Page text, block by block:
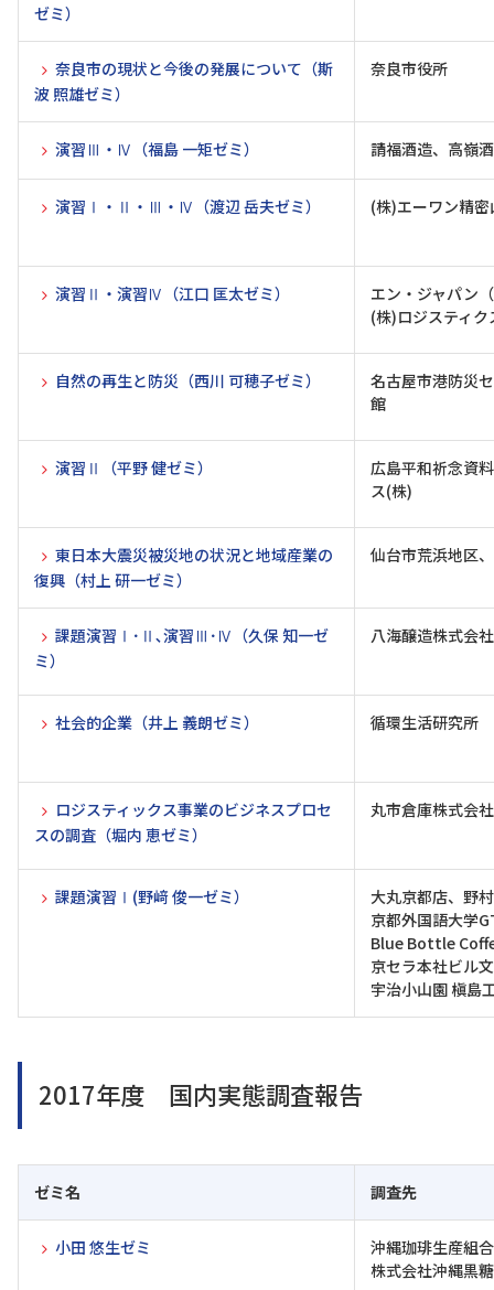
ゼミ）
奈良市の現状と今後の発展について（斯
波 照雄ゼミ）
奈良市役所
演習Ⅲ・Ⅳ（福島 一矩ゼミ） 請福酒造、高嶺
演習Ⅰ・Ⅱ・Ⅲ・Ⅳ（渡辺 岳夫ゼミ） (株)エーワン精
演習Ⅱ・演習Ⅳ（江口 匡太ゼミ）
エン・ジャパン
(株)ロジスティ
自然の再生と防災（西川 可穂子ゼミ）
名古屋市港防災
館
演習Ⅱ（平野 健ゼミ）
広島平和祈念資
ス(株)
東日本大震災被災地の状況と地域産業の
復興（村上 研一ゼミ）
仙台市荒浜地区
課題演習Ⅰ･Ⅱ､演習Ⅲ･Ⅳ（久保 知一ゼ
ミ）
八海醸造株式会社
社会的企業（井上 義朗ゼミ） 循環生活研究所
ロジスティックス事業のビジネスプロセ
スの調査（堀内 恵ゼミ）
丸市倉庫株式会社
課題演習Ⅰ(野﨑 俊一ゼミ）
大丸京都店、野
京都外国語大学
Blue Bottle
京セラ本社ビル
宇治小山園 槇
2017年度 国内実態調査報告
ゼミ名 調査先
小田 悠生ゼミ
沖縄珈琲生産組合
株式会社沖縄黒糖